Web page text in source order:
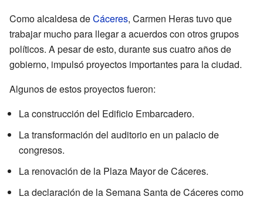
Como alcaldesa deCáceres, Carmen Heras tuvo que
trabajar mucho para llegar a acuerdos con otros grupos
políticos. A pesar de esto, durante sus cuatro años de
gobierno, impulsó proyectos importantes para la ciudad.
Algunos de estos proyectos fueron:
La construcción del Edificio Embarcadero.
La transformación del auditorio en un palacio de
congresos.
La renovación de la Plaza Mayor de Cáceres.
La declaración de la Semana Santa de Cáceres como